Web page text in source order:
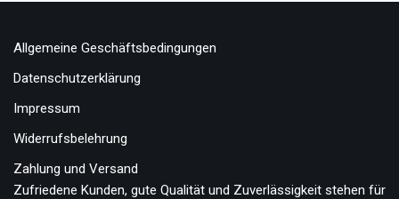
Allgemeine Geschäftsbedingungen
Datenschutzerklärung
Impressum
Widerrufsbelehrung
Zahlung und Versand
Zufriedene Kunden, gute Qualität und Zuverlässigkeit stehen für